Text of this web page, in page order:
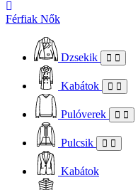
Férfiak Nők
Dzsekik
Kabátok
Pulóverek
Pulcsik
Kabátok